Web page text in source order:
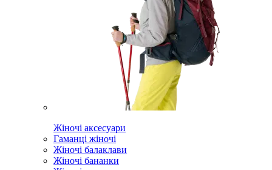
Жіночі аксесуари
Гаманці жіночі
Жіночі балаклави
Жіночі бананки